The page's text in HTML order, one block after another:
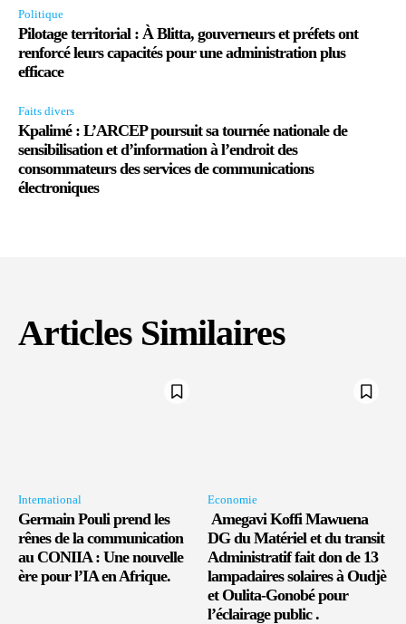
Politique
Pilotage territorial : À Blitta, gouverneurs et préfets ont
renforcé leurs capacités pour une administration plus
efficace
Faits divers
Kpalimé : L’ARCEP poursuit sa tournée nationale de
sensibilisation et d’information à l’endroit des
consommateurs des services de communications
électroniques
Articles Similaires
International
Germain Pouli prend les
rênes de la communication
au CONIIA : Une nouvelle
ère pour l’IA en Afrique.
Economie
Amegavi Koffi Mawuena
DG du Matériel et du transit
Administratif fait don de 13
lampadaires solaires à Oudjè
et Oulita-Gonobé pour
l’éclairage public .